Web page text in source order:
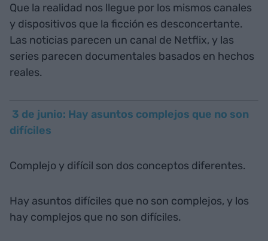
Que la realidad nos llegue por los mismos canales
y dispositivos que la ficción es desconcertante.
Las noticias parecen un canal de Netflix, y las
series parecen documentales basados en hechos
reales.
3 de junio: Hay asuntos complejos que no son
difíciles
Complejo y difícil son dos conceptos diferentes.
Hay asuntos difíciles que no son complejos, y los
hay complejos que no son difíciles.